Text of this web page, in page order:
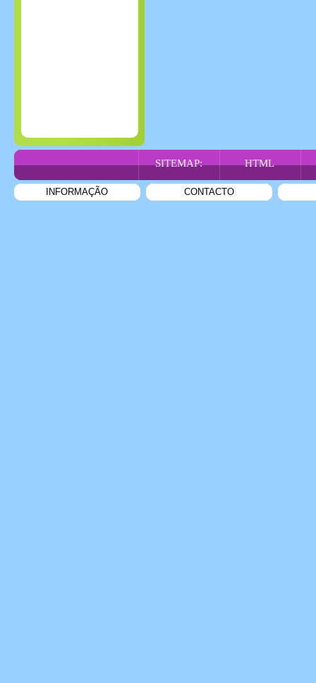
SITEMAP: HTML
INFORMAÇÃO CONTACTO